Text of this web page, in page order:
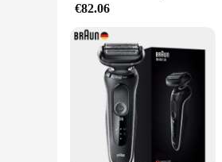
€82.06